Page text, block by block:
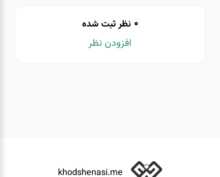
0 نظر ثبت شده
افزودن نظر
khodshenasi.me